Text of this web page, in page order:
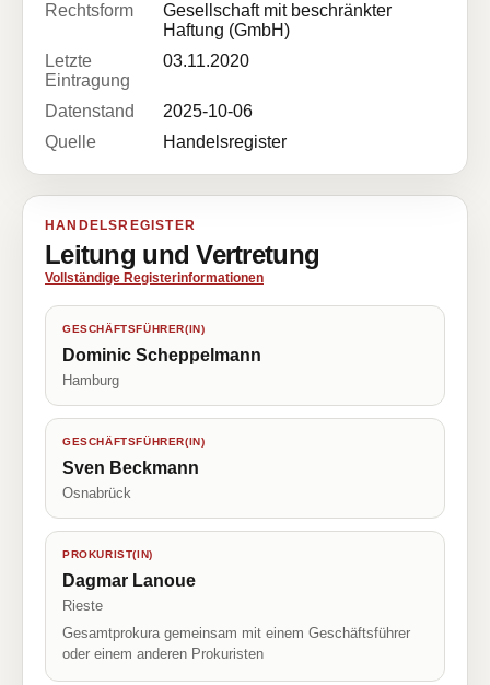
Rechtsform
Gesellschaft mit beschränkter
Haftung (GmbH)
Letzte
Eintragung
03.11.2020
Datenstand
2025-10-06
Quelle
Handelsregister
HANDELSREGISTER
Leitung und Vertretung
Vollständige Registerinformationen
GESCHÄFTSFÜHRER(IN)
Dominic Scheppelmann
Hamburg
GESCHÄFTSFÜHRER(IN)
Sven Beckmann
Osnabrück
PROKURIST(IN)
Dagmar Lanoue
Rieste
Gesamtprokura gemeinsam mit einem Geschäftsführer
oder einem anderen Prokuristen